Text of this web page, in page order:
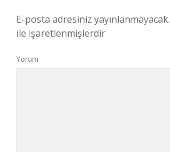
E-posta adresiniz yayınlanmayacak.
ile işaretlenmişlerdir
Yorum